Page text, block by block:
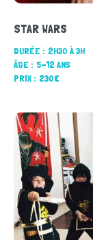
STAR WARS
DURÉE : 2H30 À 3H
ÂGE : 5-12 ANS
PRIX : 230€